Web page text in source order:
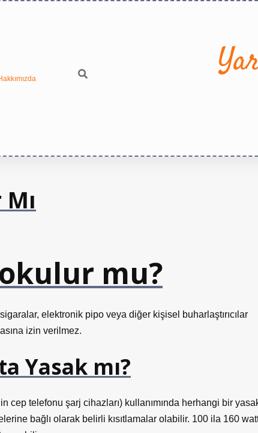
mu?
elektronik pipo veya diğer kişisel buharlaştırıcılar
izin verilmez.
Yasak mı?
telefonu şarj cihazları) kullanımında herhangi bir
bağlı olarak belirli kısıtlamalar olabilir. 100 ila 160